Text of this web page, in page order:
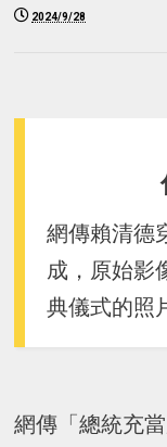
2024/9/28
網傳賴清德
成，原始影
典儀式的照
網傳「總統充